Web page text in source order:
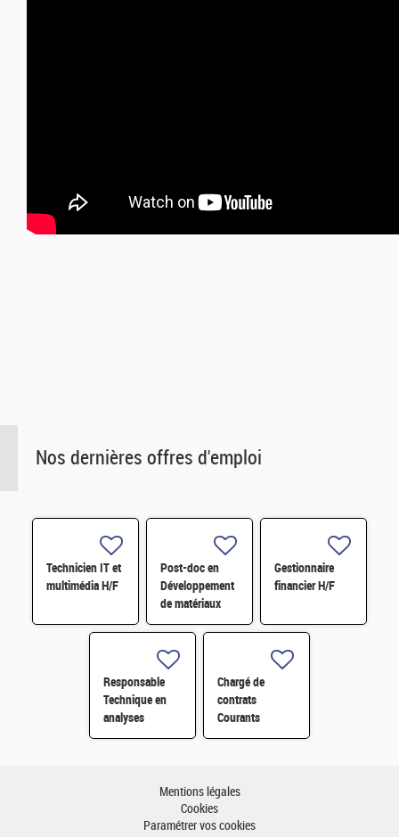
Nos dernières offres d'emploi
Technicien IT et
multimédia H/F
Post-doc en
Développement
de matériaux
dérivés de
graphène
fonctionnalisé
Gestionnaire
financier H/F
Responsable
Technique en
analyses
radiologiques
Chargé de
contrats
Courants
Faibles (CFA)
Mentions légales
Cookies
Paramétrer vos cookies